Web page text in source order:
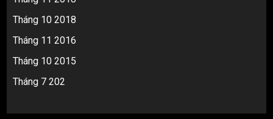
Tháng 10 2018
Tháng 11 2016
Tháng 10 2015
Tháng 7 202